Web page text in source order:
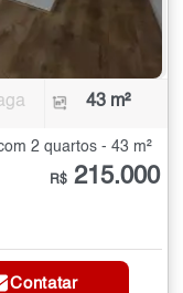
43 m²
2 quartos - 43 m²
R$ 215.000
Contatar